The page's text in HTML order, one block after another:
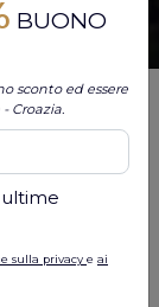
è ricca di
ottima
Negli ultimi
molte
più.
i
BUONO
sconto ed essere
Croazia.
sulla privacy e ai